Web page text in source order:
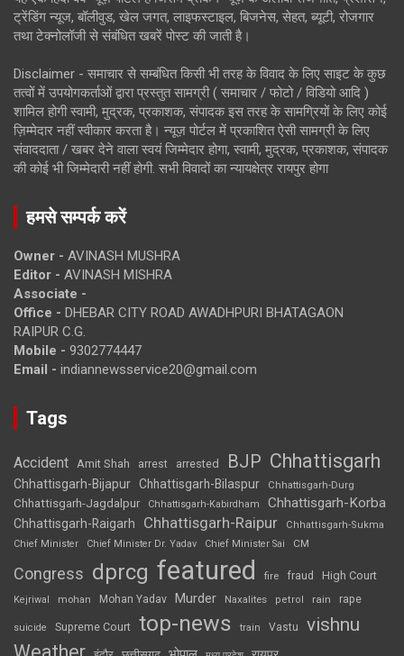
ट्रेंडिंग न्यूज, बॉलीवुड, खेल जगत, लाइफस्टाइल, बिजनेस, सेहत, ब्यूटी, रोजगार
तथा टेक्नोलॉजी से संबंधित खबरें पोस्ट की जाती है।
Disclaimer - समाचार से सम्बंधित किसी भी तरह के विवाद के लिए साइट के कुछ
तत्वों में उपयोगकर्ताओं द्वारा प्रस्तुत सामग्री ( समाचार / फोटो / विडियो आदि )
शामिल होगी स्वामी, मुद्रक, प्रकाशक, संपादक इस तरह के सामग्रियों के लिए कोई
ज़िम्मेदार नहीं स्वीकार करता है। न्यूज़ पोर्टल में प्रकाशित ऐसी सामग्री के लिए
संवाददाता / खबर देने वाला स्वयं जिम्मेदार होगा, स्वामी, मुद्रक, प्रकाशक, संपादक
की कोई भी जिम्मेदारी नहीं होगी. सभी विवादों का न्यायक्षेत्र रायपुर होगा
हमसे सम्पर्क करें
Owner - AVINASH MUSHRA
Editor - AVINASH MISHRA
Associate -
Office - DHEBAR CITY ROAD AWADHPURI BHATAGAON
RAIPUR C.G.
Mobile - 9302774447
Email - indiannewsservice20@gmail.com
Tags
Accident Amit Shah arrest arrested BJP Chhattisgarh
Chhattisgarh-Bijapur Chhattisgarh-Bilaspur Chhattisgarh-Durg
Chhattisgarh-Jagdalpur Chhattisgarh-Kabirdham Chhattisgarh-Korba
Chhattisgarh-Raigarh Chhattisgarh-Raipur
Chhattisgarh-Sukma
Chief Minister
Chief Minister Dr. Yadav Chief Minister Sai CM
Congress dprcg featured fire fraud High Court
Kejriwal mohan Mohan Yadav Murder Naxalites petrol rain rape
suicide Supreme Court top-news train Vastu vishnu